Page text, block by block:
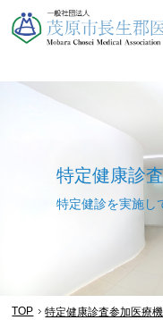
特定健康診
特定健診を実施し
TOP 特定健康診査参加医療